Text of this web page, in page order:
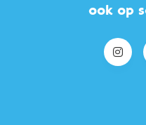
ook op